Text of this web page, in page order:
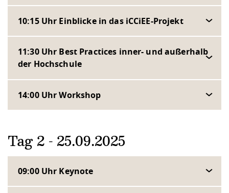
10:15 Uhr Einblicke in das iCCiEE-Projekt
11:30 Uhr Best Practices inner- und außerhalb
der Hochschule
14:00 Uhr Workshop
Tag 2 - 25.09.2025
09:00 Uhr Keynote